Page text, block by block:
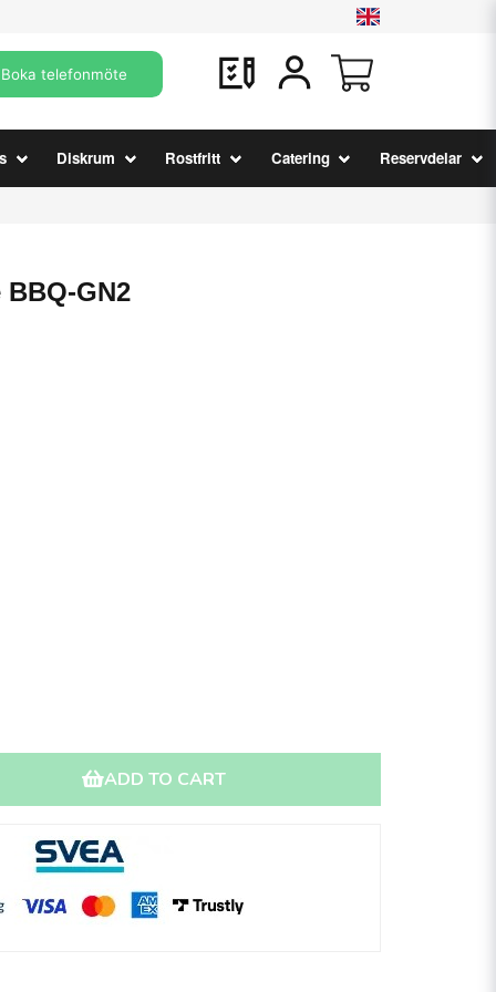
Boka telefonmöte
Diskrum Rostfritt Catering Reservdelar
GN2
ADD TO CART